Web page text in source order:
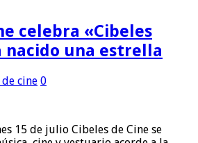
celebra «Cibeles
nacido una estrella
cine 0
15 de julio Cibeles de Cine se